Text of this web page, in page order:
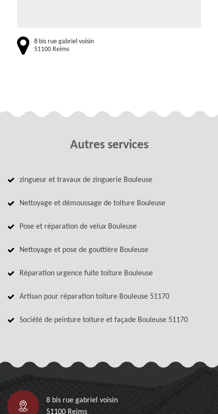
8 bis rue gabriel voisin
51100 Reims
Autres services
zingueur et travaux de zinguerie Bouleuse
Nettoyage et démoussage de toiture Bouleuse
Pose et réparation de velux Bouleuse
Nettoyage et pose de gouttière Bouleuse
Réparation urgence fuite toiture Bouleuse
Artisan pour réparation toiture Bouleuse 51170
Société de peinture toiture et façade Bouleuse 51170
8 bis rue gabriel voisin
51100 Reims